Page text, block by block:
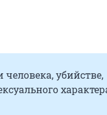
убийстве,